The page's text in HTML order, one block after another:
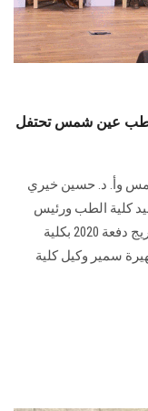
طب عين شمس تحتفل
وأ. د. حسين خيري
كلية الطب ورئيس
مجلس إدارة المستشفيات الجامعية، حفل تخريج دفعة 2020 بكلية
سمير وكيل كلية